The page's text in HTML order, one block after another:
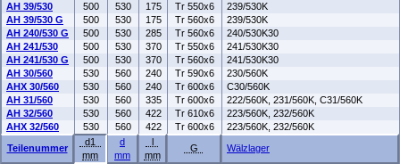
AH 39/530
500 530 175 Tr 550x6
239/530K
AH 39/530 G
500 530 175 Tr 560x6
239/530K
AH 240/530 G
500 530 285 Tr 560x6
240/530K30
AH 241/530
500 530 370 Tr 550x6
241/530K30
AH 241/530 G
500 530 370 Tr 560x6
241/530K30
AH 30/560
530 560 240 Tr 590x6
230/560K
AHX 30/560
530 560 240 Tr 600x6
C30/560K
AH 31/560
530 560 335 Tr 600x6
222/560K, 231/560K, C31/560K
AH 32/560
530 560 422 Tr 610x6
223/560K, 232/560K
AHX 32/560
530 560 422 Tr 600x6
223/560K, 232/560K
Teilenummer
d1
mm
d
mm
l
mm
G Wälzlager